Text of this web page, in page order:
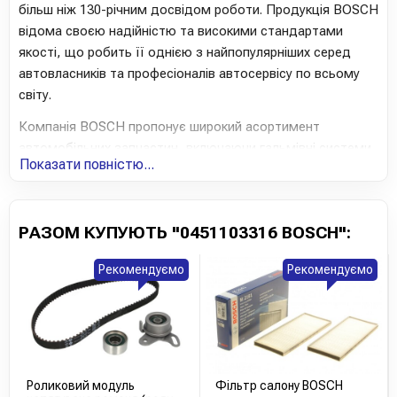
більш ніж 130-річним досвідом роботи. Продукція BOSCH
відома своєю надійністю та високими стандартами
якості, що робить її однією з найпопулярніших серед
автовласників та професіоналів автосервісу по всьому
світу.
Компанія BOSCH пропонує широкий асортимент
автомобільних запчастин, включаючи гальмівні системи,
фільтри, акумулятори, свічки запалювання та інші
безпеку на дорозі, відповідаючи сучасним вимогам
Технології BOSCH постійно вдосконалюються, що
дозволяє бренду залишатися на передовій інновацій в
автомобільній промисловості. Сучасні розробки компанії
дозволяють значно підвищити ефективність і
експлуатаційні витрати.
Показати повністю...
РАЗОМ КУПУЮТЬ "0451103316 BOSCH":
Роликовий модуль
Рекомендуємо
Фільтр салону BOSCH
Рекомендуємо